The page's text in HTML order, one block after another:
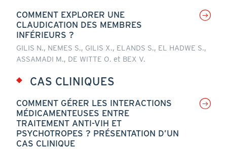
COMMENT EXPLORER UNE
CLAUDICATION DES MEMBRES
INFÉRIEURS ?
GILIS N., NEMES S., GILIS X., ELANDS S., EL HADWE S.,
ASSAMADI M., DE WITTE O. et BEX V.
CAS CLINIQUES
COMMENT GÉRER LES INTERACTIONS
MÉDICAMENTEUSES ENTRE
TRAITEMENT ANTI-VIH ET
PSYCHOTROPES ? PRÉSENTATION D’UN
CAS CLINIQUE